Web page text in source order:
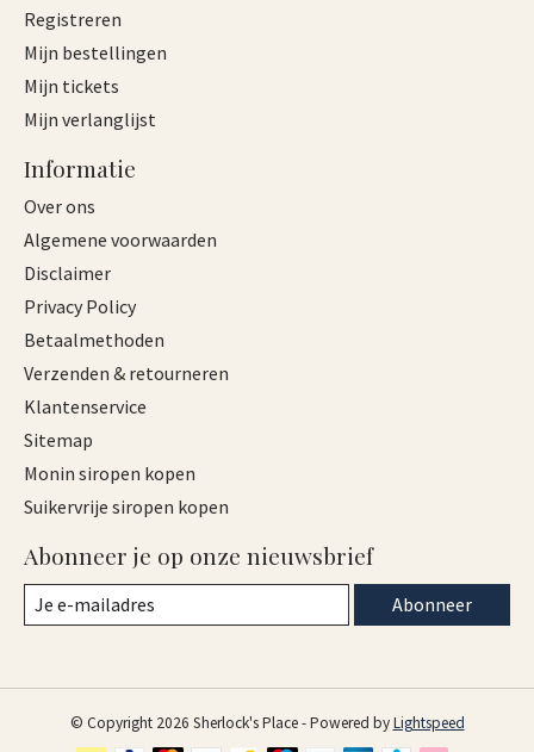
Registreren
Mijn bestellingen
Mijn tickets
Mijn verlanglijst
Informatie
Over ons
Algemene voorwaarden
Disclaimer
Privacy Policy
Betaalmethoden
Verzenden & retourneren
Klantenservice
Sitemap
Monin siropen kopen
Suikervrije siropen kopen
Abonneer je op onze nieuwsbrief
Abonneer
© Copyright 2026 Sherlock's Place - Powered byLightspeed